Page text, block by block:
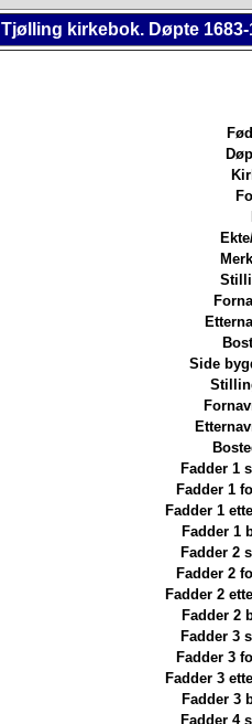
Tjølling kirkebok. Døpte 1683-
Side
Fadder 1
Fadder 1
Fadder 1
Fadder 1
Fadder 2
Fadder 2
Fadder 2
Fadder 2
Fadder 3
Fadder 3
Fadder 3
Fadder 3
Fadder 4